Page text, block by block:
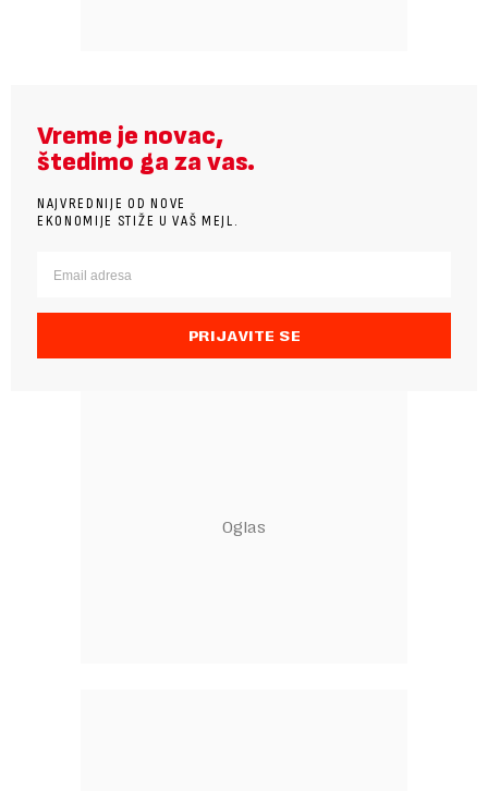
Vreme je novac,
štedimo ga za vas.
NAJVREDNIJE OD NOVE
EKONOMIJE STIŽE U VAŠ MEJL.
PRIJAVITE SE